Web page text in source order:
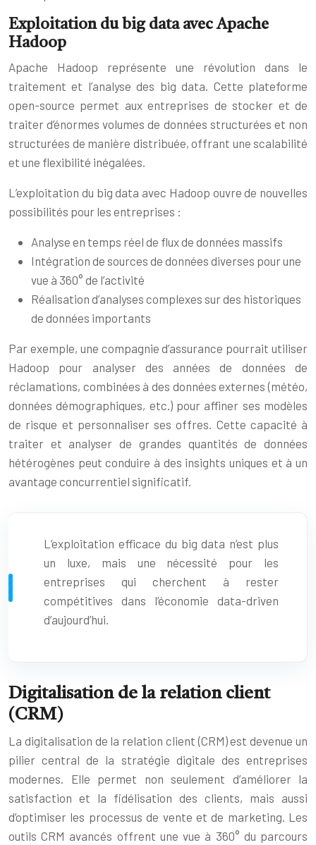
Exploitation du big data avec Apache
Hadoop
Apache Hadoop représente une révolution dans le
traitement et l’analyse des big data. Cette plateforme
open-source permet aux entreprises de stocker et de
traiter d’énormes volumes de données structurées et non
structurées de manière distribuée, offrant une scalabilité
et une flexibilité inégalées.
L’exploitation du big data avec Hadoop ouvre de nouvelles
possibilités pour les entreprises :
Analyse en temps réel de flux de données massifs
Intégration de sources de données diverses pour une
vue à 360° de l’activité
Réalisation d’analyses complexes sur des historiques
de données importants
Par exemple, une compagnie d’assurance pourrait utiliser
Hadoop pour analyser des années de données de
réclamations, combinées à des données externes (météo,
données démographiques, etc.) pour affiner ses modèles
de risque et personnaliser ses offres. Cette capacité à
traiter et analyser de grandes quantités de données
hétérogènes peut conduire à des insights uniques et à un
avantage concurrentiel significatif.
L’exploitation efficace du big data n’est plus
un luxe, mais une nécessité pour les
entreprises qui cherchent à rester
compétitives dans l’économie data-driven
d’aujourd’hui.
Digitalisation de la relation client
(CRM)
La digitalisation de la relation client (CRM) est devenue un
pilier central de la stratégie digitale des entreprises
modernes. Elle permet non seulement d’améliorer la
satisfaction et la fidélisation des clients, mais aussi
d’optimiser les processus de vente et de marketing. Les
outils CRM avancés offrent une vue à 360° du parcours